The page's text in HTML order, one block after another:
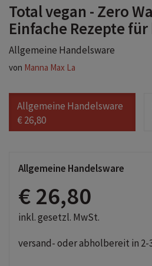
Total vegan - Zero
Einfache Rezepte für
Allgemeine Handelsware
von Manna Max La
Allgemeine Handelsware
€ 26,80
Allgemeine Handelsware
€ 26,80
inkl. gesetzl. MwSt.
versand- oder abholbereit in 2-